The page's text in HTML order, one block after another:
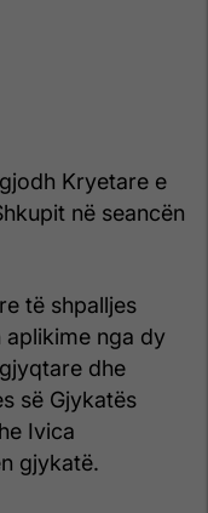
Kryetare e
në seancën
të shpalljes
aplikime nga dy
dhe
së Gjykatës
Ivica
gjykatë.